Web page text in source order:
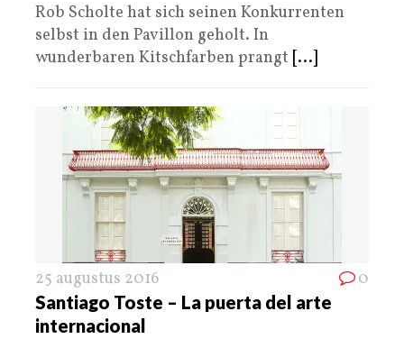
Rob Scholte hat sich seinen Konkurrenten
selbst in den Pavillon geholt. In
wunderbaren Kitschfarben prangt [...]
25 augustus 2016 0
Santiago Toste – La puerta del arte
internacional